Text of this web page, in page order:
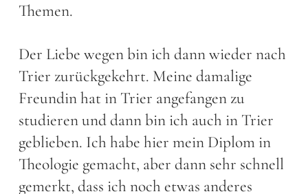
Themen.
Der Liebe wegen bin ich dann wieder nach
Trier zurückgekehrt. Meine damalige
Freundin hat in Trier angefangen zu
studieren und dann bin ich auch in Trier
geblieben. Ich habe hier mein Diplom in
Theologie gemacht, aber dann sehr schnell
gemerkt, dass ich noch etwas anderes